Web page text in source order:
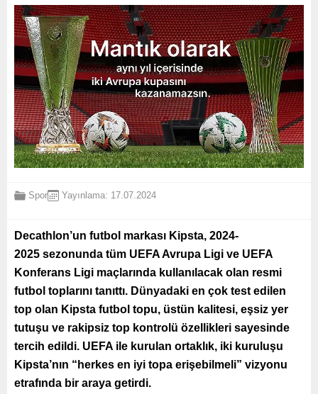
Spor Yayınlama: 17.07.2024
Decathlon’un futbol markası Kipsta, 2024-
2025 sezonunda tüm UEFA Avrupa Ligi ve UEFA
Konferans Ligi maçlarında kullanılacak olan resmi
futbol toplarını tanıttı. Dünyadaki en çok test edilen
top olan Kipsta futbol topu, üstün kalitesi, eşsiz yer
tutuşu ve rakipsiz top kontrolü özellikleri sayesinde
tercih edildi. UEFA ile kurulan ortaklık, iki kuruluşu
Kipsta’nın “herkes en iyi topa erişebilmeli” vizyonu
etrafında bir araya getirdi.